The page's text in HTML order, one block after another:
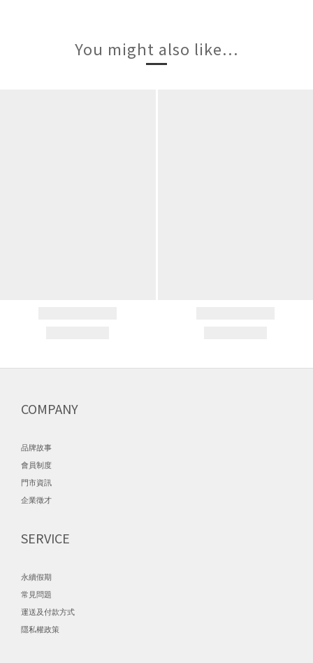
You might also like...
COMPANY
品牌故事
會員制度
門市資訊
企業徵才
SERVICE
永續假期
常見問題
運送及付款方式
隱私權政策